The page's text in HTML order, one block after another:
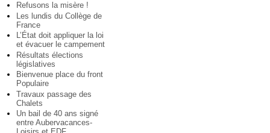
Refusons la misère !
Les lundis du Collège de
France
L’État doit appliquer la loi
et évacuer le campement
Résultats élections
législatives
Bienvenue place du front
Populaire
Travaux passage des
Chalets
Un bail de 40 ans signé
entre Aubervacances-